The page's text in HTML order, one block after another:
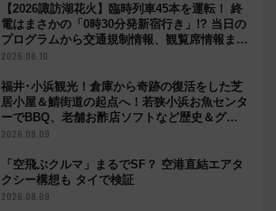
【2026諏訪湖花火】臨時列車45本を運転！ 終
電はまさかの「0時30分発新宿行き」!? 当日の
プログラムから交通規制情報、観覧席情報まで
徹底解説
2026.08.10
福井･小浜観光！倉庫から奇跡の復活をした芝
居小屋＆鯖街道の起点へ！若狭小浜お魚センタ
ーでBBQ、老舗お酢店ソフトなど歴史＆グル
メ散歩
2026.08.09
「空飛ぶクルマ」まるでSF？ 空港直結エアタ
クシー構想も タイで検証
2026.08.09